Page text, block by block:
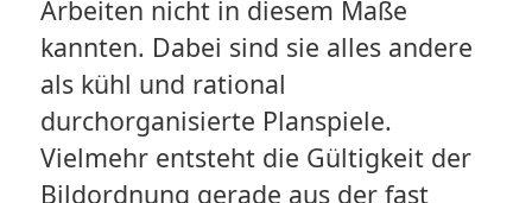
Arbeiten nicht in diesem Maße
kannten. Dabei sind sie alles andere
als kühl und rational
durchorganisierte Planspiele.
Vielmehr entsteht die Gültigkeit der
Bildordnung gerade aus der fast